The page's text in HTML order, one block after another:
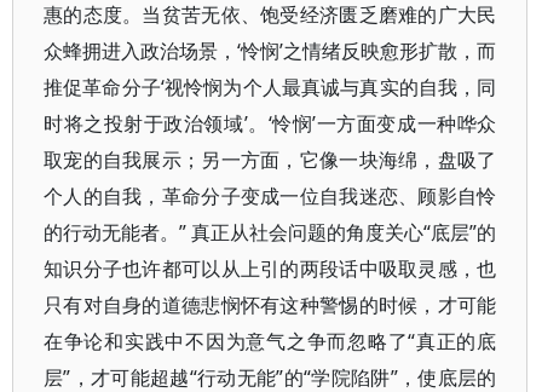
惠的态度。当贫苦无依、饱受经济匮乏磨难的广大民
众蜂拥进入政治场景，‘怜悯’之情绪反映愈形扩散，而
推促革命分子‘视怜悯为个人最真诚与真实的自我，同
时将之投射于政治领域’。‘怜悯’一方面变成一种哗众
取宠的自我展示；另一方面，它像一块海绵，盘吸了
个人的自我，革命分子变成一位自我迷恋、顾影自怜
的行动无能者。” 真正从社会问题的角度关心“底层”的
知识分子也许都可以从上引的两段话中吸取灵感，也
只有对自身的道德悲悯怀有这种警惕的时候，才可能
在争论和实践中不因为意气之争而忽略了“真正的底
层”，才可能超越“行动无能”的“学院陷阱”，使底层的